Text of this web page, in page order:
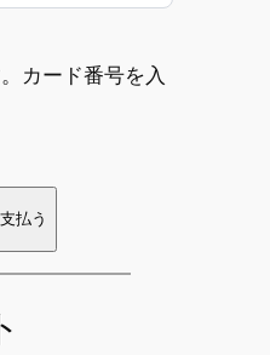
カード番号を入
払う